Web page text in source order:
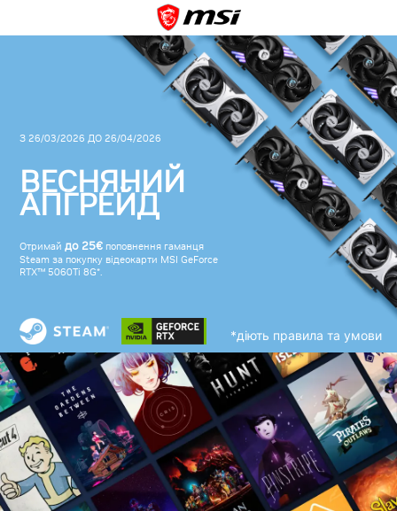
З 26/03/2026 ДО 26/04/2026
ВЕСНЯНИЙ
АПГРЕЙД
Отримайдо 25€ поповнення гаманця
Steam за покупку відеокарти MSI GeForce
RTX™ 5060Ti 8G*.
*діють правила та умови